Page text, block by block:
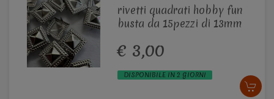
rivetti quadrati hobby fun
busta da 15pezzi di 13mm
€ 3,00
DISPONIBILE IN 2 GIORNI